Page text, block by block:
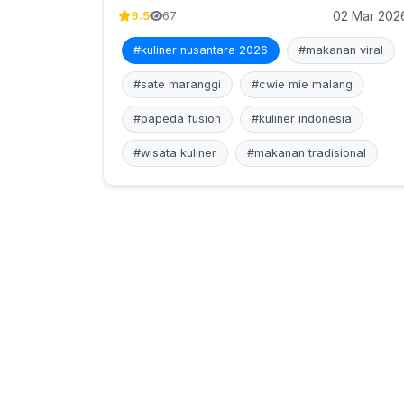
9.5 67 02 Mar
#kuliner nusantara 2026 #makanan viral
#sate maranggi #cwie mie malang
#papeda fusion #kuliner indonesia
#wisata kuliner #makanan tradisional